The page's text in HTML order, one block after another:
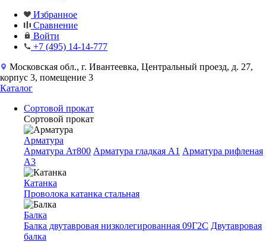
Избранное
Сравнение
Войти
+7 (495) 14-14-777
Московская обл., г. Ивантеевка, Центральный проезд, д. 27,
корпус 3, помещение 3
Каталог
Сортовой прокат
Сортовой прокат
Арматура
Арматура Ат800 Арматура гладкая A1 Арматура рифленая
A3
Катанка
Проволока катанка стальная
Балка
Балка двутавровая низколегированная 09Г2С Двутавровая
балка